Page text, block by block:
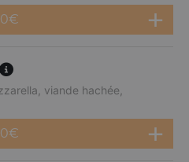
€
viande hachée,
€